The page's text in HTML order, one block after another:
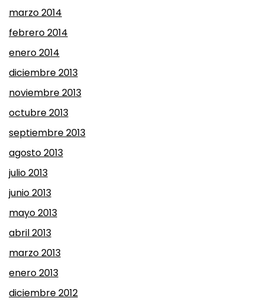
marzo 2014
febrero 2014
enero 2014
diciembre 2013
noviembre 2013
octubre 2013
septiembre 2013
agosto 2013
julio 2013
junio 2013
mayo 2013
abril 2013
marzo 2013
enero 2013
diciembre 2012